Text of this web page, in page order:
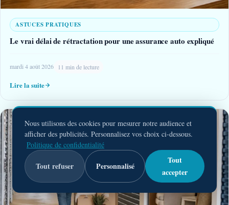
ASTUCES PRATIQUES
Le vrai délai de rétractation pour une assurance auto expliqué
mardi 4 août 2026 11 min de lecture
Lire la suite
Nous utilisons des cookies pour mesurer notre audience et
afficher des publicités. Personnalisez vos choix ci-dessous.
Politique de confidentialité
Tout refuser Personnalisé
Tout
accepter